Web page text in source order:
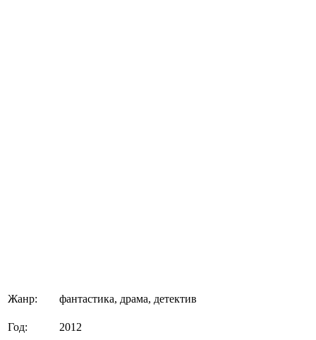
Жанр: фантастика, драма, детектив
Год: 2012